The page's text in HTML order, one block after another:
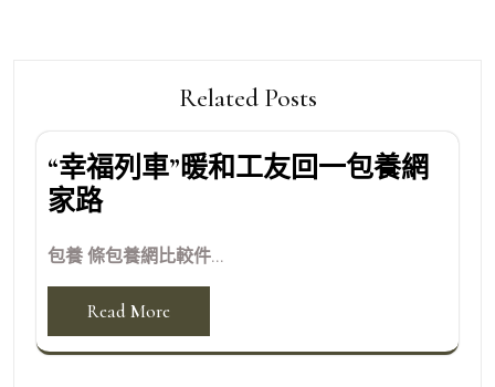
Related Posts
“幸福列車”暖和工友回一包養網
家路
包養 條包養網比較件...
Read More